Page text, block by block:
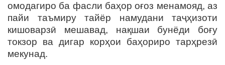
омодагиро ба фасли баҳор оғоз менамояд, аз
пайи таъмиру тайёр намудани таҷҳизоти
кишоварзӣ мешавад, нақшаи бунёди боғу
токзор ва дигар корҳои баҳориро тарҳрезӣ
мекунад.